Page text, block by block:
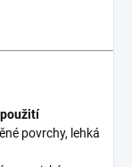
povrchy, lehká